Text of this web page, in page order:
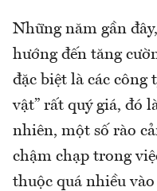
Những năm gần
hướng đến tăng
đặc biệt là các
vật” rất quý giá, đó
nhiên, một số rào
chậm chạp trong
thuộc quá nhiều